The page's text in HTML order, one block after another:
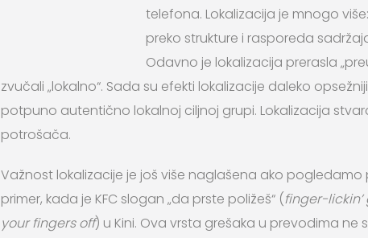
telefona. Lokalizacija je mnogo
preko strukture i rasporeda
Odavno je lokalizacija prerasla
zvučali „lokalno“. Sada su efekti lokalizacije daleko
potpuno autentično lokalnoj ciljnoj grupi. Lokalizacija
potrošača.
Važnost lokalizacije je još više naglašena ako pogledamo
primer, kada je KFC slogan „da prste poližeš“ (finger-lickin’
your fingers off) u Kini. Ova vrsta grešaka u prevodima